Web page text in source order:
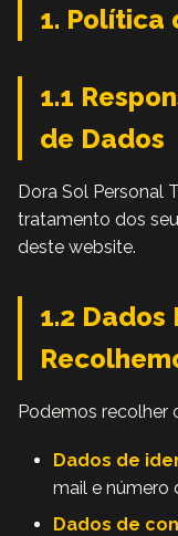
1. Política
1.1
de Dados
Dora Sol Personal
tratamento dos
deste website.
1.2 Dados
Podemos recolher
Dados de
mail e número
Dados de